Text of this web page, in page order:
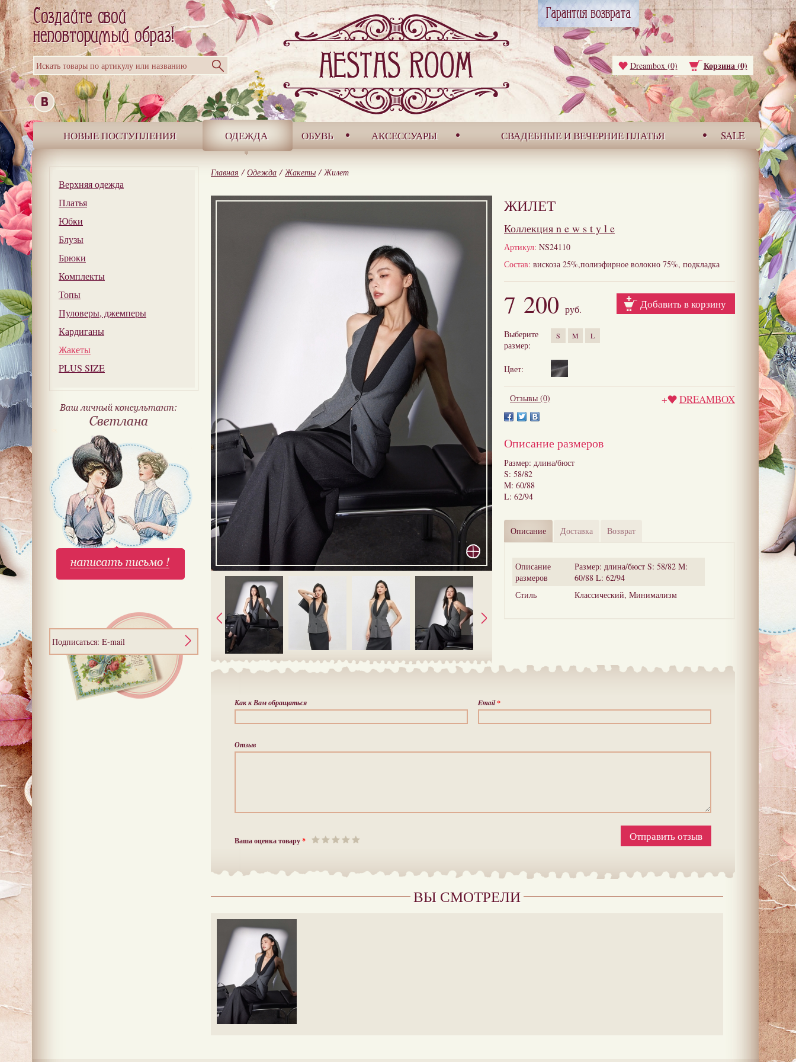
Искать товары по артикулу или названию
НОВЫЕ ПОСТУПЛЕНИЯ ОДЕЖДА ОБУВЬ АКСЕССУАРЫ СВАДЕБНЫЕ И ВЕЧЕРНИЕ ПЛАТЬЯ SALE
Dreambox (0) Корзина (0)
Верхняя одежда
Платья
Юбки
Блузы
Брюки
Комплекты
Топы
Пуловеры, джемперы
Кардиганы
Жакеты
PLUS SIZE
Подписаться: E-mail
Главная / Одежда / Жакеты / Жилет
ЖИЛЕТ
Коллекция n e w s t y l e
Артикул: NS24110
Состав: вискоза 25%,полиэфирное волокно 75%, подкладка
Добавить в корзину
7 200 руб.
Выберите
размер:
S M L
Цвет:
Отзывы (0) + DREAMBOX
Описание размеров
Размер: длина/бюст
S: 58/82
M: 60/88
L: 62/94
Описание Доставка Возврат
Описание
размеров
Размер: длина/бюст S: 58/82 M:
60/88 L: 62/94
Стиль
Классический, Минимализм
Как к Вам обращаться Email*
Отзыв
Ваша оценка товару* Отправить отзыв
ВЫ СМОТРЕЛИ